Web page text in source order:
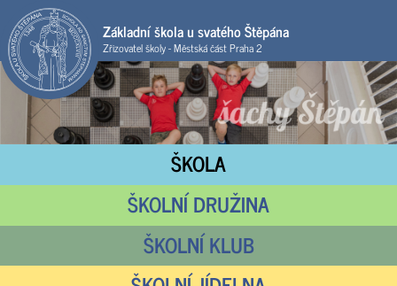
Základní škola u svatého Štěpána
Zřizovatel školy - Městská část Praha 2
ŠKOLA
ŠKOLNÍ DRUŽINA
ŠKOLNÍ KLUB